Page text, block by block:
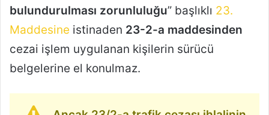
bulundurulması zorunluluğu” başlıklı 23.
Maddesine istinaden 23-2-a maddesinden
cezai işlem uygulanan kişilerin sürücü
belgelerine el konulmaz.